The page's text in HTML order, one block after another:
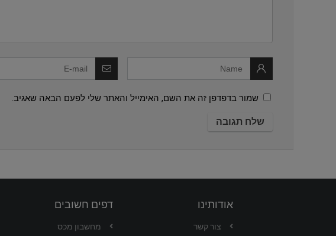
שמור בדפדפן זה את השם, האימייל והאתר שלי לפעם הבאה שאגיב.
אודותינו
צור קשר
דפים חשובים
מחשבון מכס